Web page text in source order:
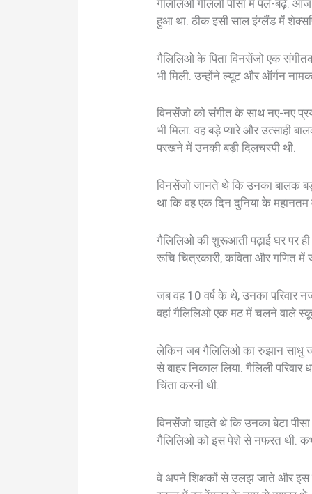
गैलिलिओ गैलिली पीसा में पले-बढ़े.
हुआ था. ठीक इसी साल इंग्लैंड में
गैलिलिओ के पिता विनसेंजो एक
भी मिली. उन्होंने ल्यूट और ऑर्गन
विनसेंजो को संगीत के साथ नए-नए
भी मिला. वह बड़े प्यारे और
परखने में उनकी बड़ी दिलचस्पी थी.
विनसेंजो जानते थे कि उनका बालक
था कि वह एक दिन दुनिया के महानतम
गैलिलिओ की शुरूआती पढ़ाई घर पर
रूचि चित्रकारी, कविता और गणित में
जब वह 10 वर्ष के थे, उनका परिवार
वहां गैलिलिओ एक मठ में चलने वाले
लेकिन जब गैलिलिओ का रुझान साधु
से बाहर निकाल लिया. गैलिली
चिंता करनी थी.
विनसेंजो चाहते थे कि उनका बेटा पीसा
गैलिलिओ को इस पेशे से नफरत थी.
वे अपने शिक्षकों से उलझ जाते और इस